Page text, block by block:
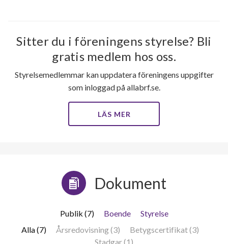
Sitter du i föreningens styrelse? Bli
gratis medlem hos oss.
Styrelsemedlemmar kan uppdatera föreningens uppgifter
som inloggad på allabrf.se.
LÄS MER
Dokument
Publik (7) Boende
Styrelse
Alla (7)
Årsredovisning (3)
Betygscertifikat (3)
Stadgar (1)